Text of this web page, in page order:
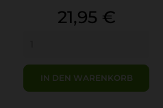
Preis
21,95 €
IN DEN WARENKORB